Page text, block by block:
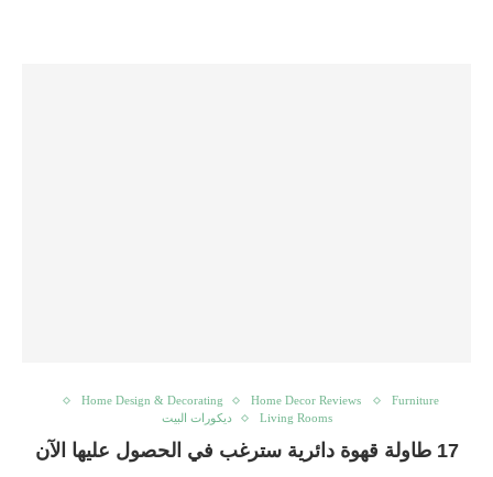
Furniture
Home Decor Reviews
Home Design & Decorating
Living Rooms
ديكورات البيت
17 طاولة قهوة دائرية سترغب في الحصول عليها الآن